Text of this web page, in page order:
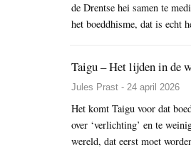
de Drentse hei samen te
het boeddhisme, dat is echt
Taigu – Het lijden in de
Jules Prast - 24 april 2026
Het komt Taigu voor dat
over ‘verlichting’ en te
wereld, dat eerst moet